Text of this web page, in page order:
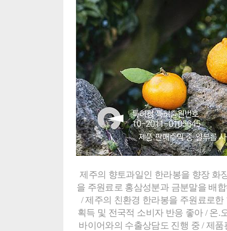
제주의 향토과일인 한라봉을 향장 화
을 주원료로 홍삼성분과 금분말을 배
/ 제주의 친환경 한라봉을 주원료로
획득 및 전국적 소비자 반응 좋아 / 온.
바이어와의 수출상담도 진행 중 / 제